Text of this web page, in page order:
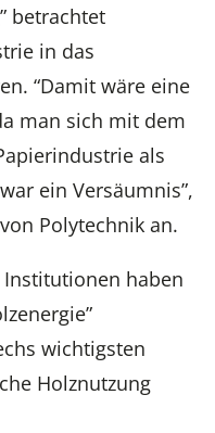
betrachtet
in das
“Damit wäre eine
man sich mit dem
als
ein Versäumnis”,
Polytechnik an.
haben
wichtigsten
Holznutzung